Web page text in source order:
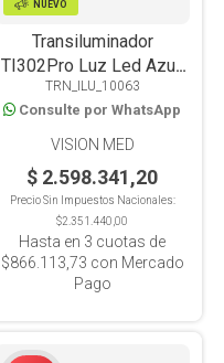
NUEVO
Transiluminador
TI302Pro Luz Led Azul,
302nm, Filtro UV y Ajuste
de intensidad
TRN_ILU_10063
Consulte por WhatsApp
VISION MED
$ 2.598.341,20
Precio Sin Impuestos Nacionales:
$2.351.440,00
Hasta en 3 cuotas de
$866.113,73 con Mercado
Pago